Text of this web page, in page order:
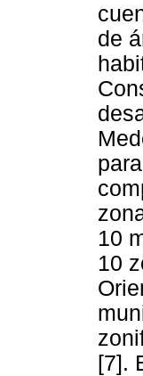
de
10
10
[7].